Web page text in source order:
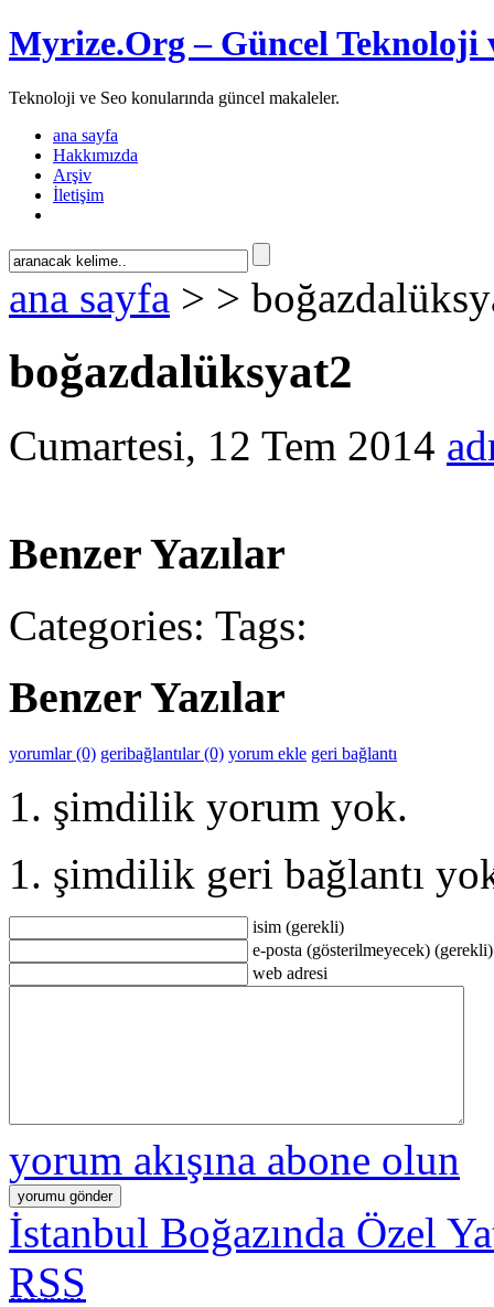
Myrize.Org – Güncel Teknoloji
Teknoloji ve Seo konularında güncel makaleler.
ana sayfa
Hakkımızda
Arşiv
İletişim
ana sayfa > >
boğazdalüksyat2
Cumartesi, 12 Tem 2014
Benzer Yazılar
Categories: Tags:
Benzer Yazılar
yorumlar (0) geribağlantılar (0) yorum ekle geri bağlantı
şimdilik yorum yok.
şimdilik geri bağlantı
isim (gerekli)
e-posta (gösterilmeyecek) (gerekli)
web adresi
yorum akışına abone olun
İstanbul Boğazında Özel
RSS